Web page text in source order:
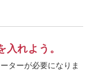
入れよう。
ターが必要になりま